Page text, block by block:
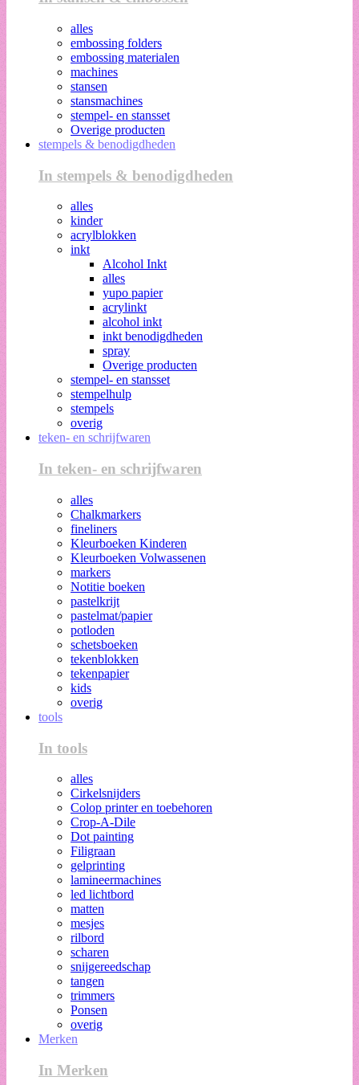
alles
embossing folders
embossing materialen
machines
stansen
stansmachines
stempel- en stansset
Overige producten
stempels & benodigdheden
In stempels & benodigdheden
alles
kinder
acrylblokken
inkt
Alcohol Inkt
alles
yupo papier
acrylinkt
alcohol inkt
inkt benodigdheden
spray
Overige producten
stempel- en stansset
stempelhulp
stempels
overig
teken- en schrijfwaren
In teken- en schrijfwaren
alles
Chalkmarkers
fineliners
Kleurboeken Kinderen
Kleurboeken Volwassenen
markers
Notitie boeken
pastelkrijt
pastelmat/papier
potloden
schetsboeken
tekenblokken
tekenpapier
kids
overig
tools
In tools
alles
Cirkelsnijders
Colop printer en toebehoren
Crop-A-Dile
Dot painting
Filigraan
gelprinting
lamineermachines
led lichtbord
matten
mesjes
rilbord
scharen
snijgereedschap
tangen
trimmers
Ponsen
overig
Merken
In Merken